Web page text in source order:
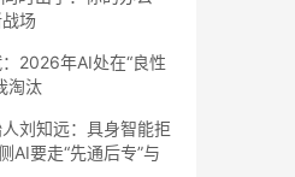
场
2026年AI处在“良性
淘汰
刘知远：具身智能拒
AI要走“先通后专”与